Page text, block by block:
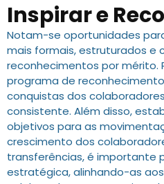
Inspirar e
Notam-se oportunidades
mais formais, estruturados e
reconhecimentos por mérito.
programa de
conquistas dos
consistente. Além disso,
objetivos para as
crescimento dos
transferências, é importante
estratégica, alinhando-as